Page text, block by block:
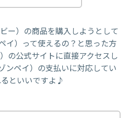
ー）の商品を購入しようとして
イ）って使えるの？と思った方
の公式サイトに直接アクセスし
ンペイ）の支払いに対応してい
といいですよ♪